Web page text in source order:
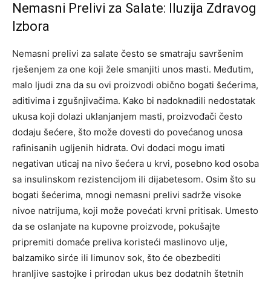
Nemasni Prelivi za Salate: Iluzija Zdravog
Izbora
Nemasni prelivi za salate često se smatraju savršenim
rješenjem za one koji žele smanjiti unos masti. Međutim,
malo ljudi zna da su ovi proizvodi obično bogati šećerima,
aditivima i zgušnjivačima. Kako bi nadoknadili nedostatak
ukusa koji dolazi uklanjanjem masti, proizvođači često
dodaju šećere, što može dovesti do povećanog unosa
rafinisanih ugljenih hidrata. Ovi dodaci mogu imati
negativan uticaj na nivo šećera u krvi, posebno kod osoba
sa insulinskom rezistencijom ili dijabetesom. Osim što su
bogati šećerima, mnogi nemasni prelivi sadrže visoke
nivoe natrijuma, koji može povećati krvni pritisak. Umesto
da se oslanjate na kupovne proizvode, pokušajte
pripremiti domaće preliva koristeći maslinovo ulje,
balzamiko sirće ili limunov sok, što će obezbediti
hranljive sastojke i prirodan ukus bez dodatnih štetnih